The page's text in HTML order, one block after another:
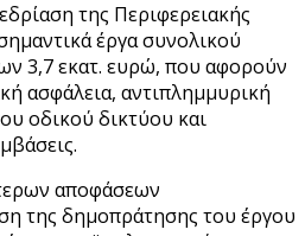
της Περιφερειακής
έργα συνολικού
3,7 εκατ. ευρώ, που αφορούν
ασφάλεια, αντιπλημμυρική
οδικού δικτύου και
αποφάσεων
της δημοπράτησης του έργου